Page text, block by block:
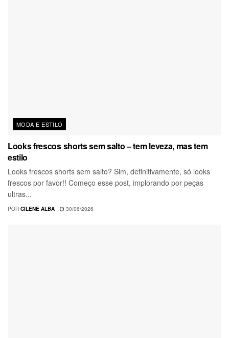
MODA E ESTILO
Looks frescos shorts sem salto – tem leveza, mas tem
estilo
Looks frescos shorts sem salto? Sim, definitivamente, só looks
frescos por favor!! Começo esse post, implorando por peças
ultras...
POR CILENE ALBA 30/06/2026